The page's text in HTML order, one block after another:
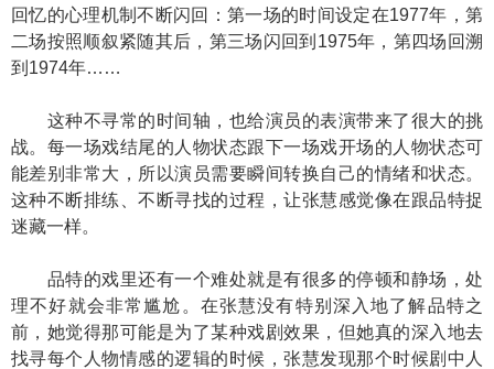
回忆的心理机制不断闪回：第一场的时间设定在1977年，第
二场按照顺叙紧随其后，第三场闪回到1975年，第四场回溯
到1974年……
这种不寻常的时间轴，也给演员的表演带来了很大的挑
战。每一场戏结尾的人物状态跟下一场戏开场的人物状态可
能差别非常大，所以演员需要瞬间转换自己的情绪和状态。
这种不断排练、不断寻找的过程，让张慧感觉像在跟品特捉
迷藏一样。
品特的戏里还有一个难处就是有很多的停顿和静场，处
理不好就会非常尴尬。在张慧没有特别深入地了解品特之
前，她觉得那可能是为了某种戏剧效果，但她真的深入地去
找寻每个人物情感的逻辑的时候，张慧发现那个时候剧中人